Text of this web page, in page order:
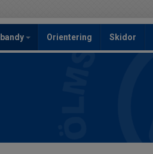
Orientering Skidor